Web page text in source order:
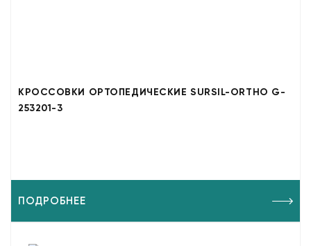
КРОССОВКИ ОРТОПЕДИЧЕСКИЕ SURSIL-ORTHO G-
253201-3
ПОДРОБНЕЕ